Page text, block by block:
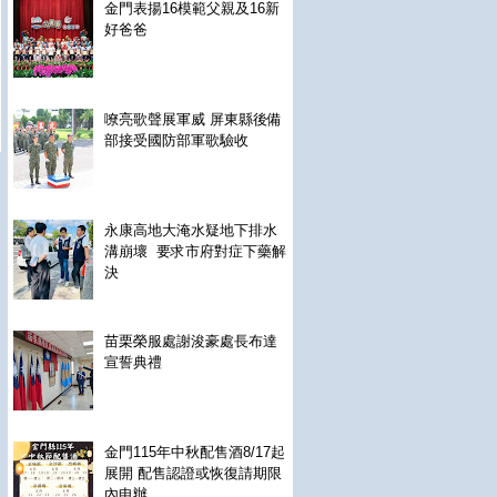
金門表揚16模範父親及16新
好爸爸
嘹亮歌聲展軍威 屏東縣後備
部接受國防部軍歌驗收
永康高地大淹水疑地下排水
溝崩壞 要求市府對症下藥解
決
苗栗榮服處謝浚豪處長布達
宣誓典禮
金門115年中秋配售酒8/17起
展開 配售認證或恢復請期限